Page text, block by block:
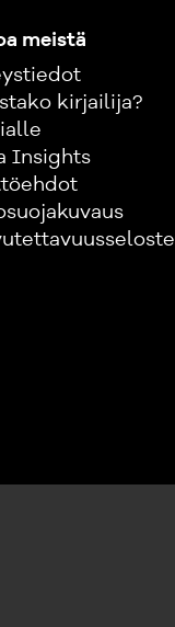
meistä
kirjailija?
Insights